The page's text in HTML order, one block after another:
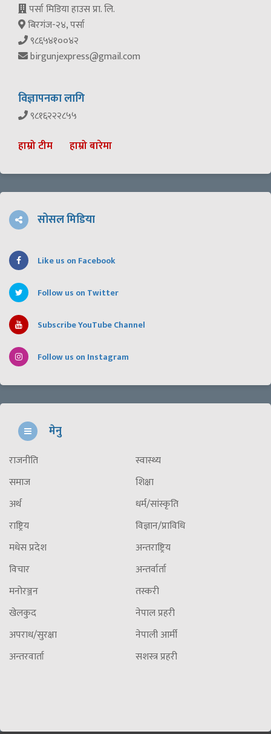
पर्सा मिडिया हाउस प्रा. लि.
बिरगंज-२४, पर्सा
९८६५४१००४२
birgunjexpress@gmail.com
विज्ञापनका लागि
९८१६२२२८५५
हाम्रो टीम हाम्रो बारेमा
सोसल मिडिया
Like us on Facebook
Follow us on Twitter
Subscribe YouTube Channel
Follow us on Instagram
मेनु
राजनीति
समाज
अर्थ
राष्ट्रिय
मधेस प्रदेश
विचार
मनोरञ्जन
खेलकुद
अपराध/सुरक्षा
अन्तरवार्ता
स्वास्थ्य
शिक्षा
धर्म/सांस्कृति
विज्ञान/प्राविधि
अन्तराष्ट्रिय
अन्तर्वार्ता
तस्करी
नेपाल प्रहरी
नेपाली आर्मी
सशस्त्र प्रहरी